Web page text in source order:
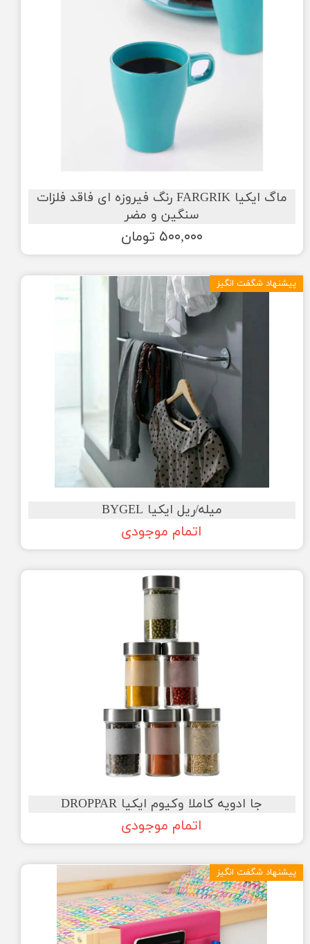
ماگ ایکیا FARGRIK رنگ فیروزه ای فاقد فلزات
سنگین و مضر
۵۰۰,۰۰۰ تومان
میله/ریل ایکیا BYGEL
اتمام موجودی
پیشنهاد شگفت انگیز
جا ادویه کاملا وکیوم ایکیا DROPPAR
اتمام موجودی
پیشنهاد شگفت انگیز